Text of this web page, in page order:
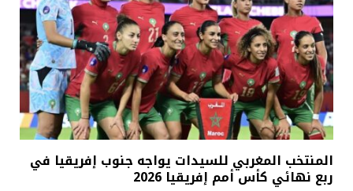
المنتخب المغربي للسيدات يواجه جنوب إفريقيا في
ربع نهائي كأس أمم إفريقيا 2026